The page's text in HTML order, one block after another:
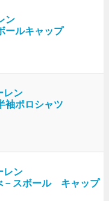
ン
ールキャップ
レン
袖ポロシャツ
レン
スボール キャップ